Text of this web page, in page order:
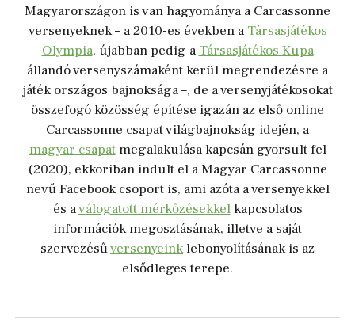
Magyarországon is van hagyománya a Carcassonne
versenyeknek– a 2010-es években a Társasjátékos
Olympia, újabban pedig a Társasjátékos Kupa
állandó versenyszámaként kerül megrendezésre a
játék országos bajnoksága –, de a versenyjátékosokat
összefogó közösség építése igazán az első online
Carcassonne csapat világbajnokság idején, a
magyar csapatmegalakulása kapcsángyorsult fel
(2020), ekkoriban indult ela Magyar Carcassonne
nevű Facebook csoport is, ami azóta a versenyekkel
és aválogatott mérkőzésekkelkapcsolatos
információk megosztásának, illetve a saját
szervezésűversenyeinklebonyolításának is az
elsődleges terepe.